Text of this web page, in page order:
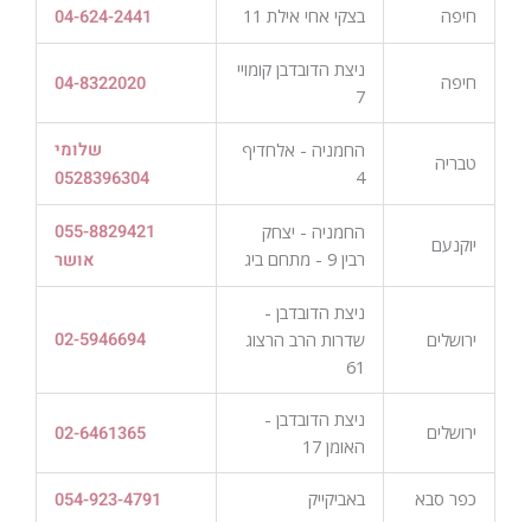
חיפה בצקי אחי אילת 11 04-624-2441
חיפה
ניצת הדובדבן קומויי
7
04-8322020
טבריה
החמניה - אלחדיף
4
שלומי
0528396304
יוקנעם
החמניה - יצחק
רבין 9 - מתחם ביג
055-8829421
אושר
ירושלים
ניצת הדובדבן -
שדרות הרב הרצוג
61
02-5946694
ירושלים
ניצת הדובדבן -
האומן 17
02-6461365
כפר סבא באביקייק 054-923-4791